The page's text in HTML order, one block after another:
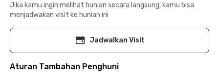
Jika kamu ingin melihat hunian secara langsung, kamu bisa
menjadwakan visit ke hunian ini
Jadwalkan Visit
Aturan Tambahan Penghuni